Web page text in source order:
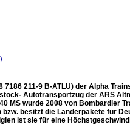
211-9 B-ATLU) der Alpha
Autotransportzug der ARS
MS wurde 2008 von Bombardier
besitzt die Länderpakete für
ist sie für eine